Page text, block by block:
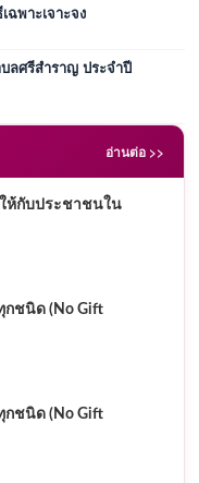
พาะเจาะจง
ลศรีสำราญ ประจำปี
อ่านต่อ >>
ห้กับประชาชนใน
ชนิด (No Gift
ชนิด (No Gift